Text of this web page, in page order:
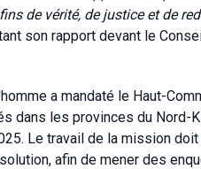
de vérité, de justice et de
son rapport devant le
a mandaté le Haut-
les provinces du Nord-
Le travail de la mission
afin de mener des